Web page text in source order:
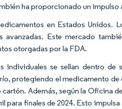
ha proporcionado un impulso
en Estados Unidos.
Este mercado
otorgadas por la FDA.
se sellan dentro de
protegiendo el medicamento de
Además, según la Oficina
finales de 2024. Esto